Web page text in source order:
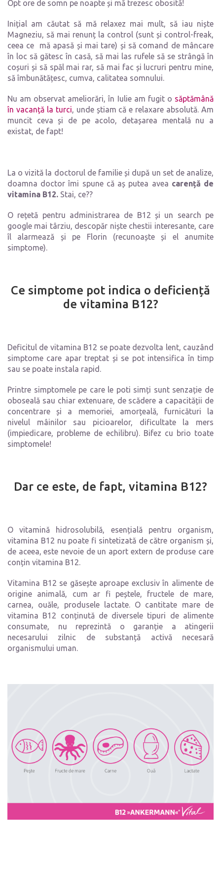
Opt ore de somn pe noapte și mă trezesc obosită!
Inițial am căutat să mă relaxez mai mult, să iau niște
Magneziu, să mai renunț la control (sunt și control-freak,
ceea ce mă apasă și mai tare) și să comand de mâncare
în loc să gătesc în casă, să mai las rufele să se strângă în
coșuri și să spăl mai rar, să mai fac și lucruri pentru mine,
să îmbunătățesc, cumva, calitatea somnului.
Nu am observat ameliorări, în Iulie am fugit o săptămână
în vacanță la turci, unde știam că e relaxare absolută. Am
muncit ceva și de pe acolo, detașarea mentală nu a
existat, de fapt!
La o vizită la doctorul de familie și după un set de analize,
doamna doctor îmi spune că aș putea avea carență de
vitamina B12. Stai, ce??
O rețetă pentru administrarea de B12 și un search pe
google mai târziu, descopăr niște chestii interesante, care
îl alarmează și pe Florin (recunoaște și el anumite
simptome).
Ce simptome pot indica o deficiență
de vitamina B12?
Deficitul de vitamina B12 se poate dezvolta lent, cauzând
simptome care apar treptat și se pot intensifica în timp
sau se poate instala rapid.
Printre simptomele pe care le poti simți sunt senzație de
oboseală sau chiar extenuare, de scădere a capacității de
concentrare și a memoriei, amorțeală, furnicături la
nivelul mâinilor sau picioarelor, dificultate la mers
(impiedicare, probleme de echilibru). Bifez cu brio toate
simptomele!
Dar ce este, de fapt, vitamina B12?
O vitamină hidrosolubilă, esențială pentru organism,
vitamina B12 nu poate fi sintetizată de către organism și,
de aceea, este nevoie de un aport extern de produse care
conțin vitamina B12.
Vitamina B12 se găsește aproape exclusiv în alimente de
origine animală, cum ar fi peștele, fructele de mare,
carnea, ouăle, produsele lactate. O cantitate mare de
vitamina B12 conținută de diversele tipuri de alimente
consumate, nu reprezintă o garanție a atingerii
necesarului zilnic de substanță activă necesară
organismului uman.